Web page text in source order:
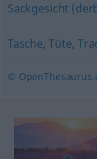
Sackgesicht
Tasche,Tüte,
©